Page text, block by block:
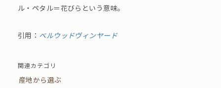
ル・ペタル＝花びらという意味。
引用： ベルウッドヴィンヤード
関連カテゴリ
産地から選ぶ